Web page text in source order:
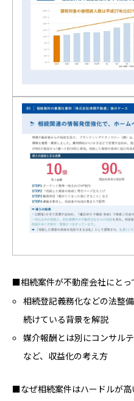
■相続案件が不動産会社にと
相続登記義務化などの法整
続けている背景を解説
媒介報酬とは別にコンサル
など、収益化の考え方
■なぜ相続案件はハードルが